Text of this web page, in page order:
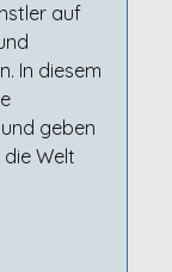
auf
In diesem
geben
die Welt